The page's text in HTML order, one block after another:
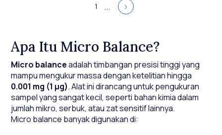
1 ...
Apa Itu Micro Balance?
Micro balanceadalah timbangan presisi tinggi yang
mampu mengukur massa dengan ketelitian hingga
0.001 mg (1 µg). Alat ini dirancang untuk pengukuran
sampel yang sangat kecil, seperti bahan kimia dalam
jumlah mikro, serbuk, atau zat sensitif lainnya.
Micro balance banyak digunakan di: